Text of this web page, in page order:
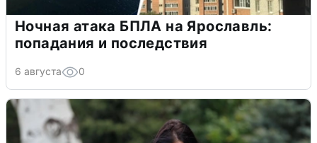
Ночная атака БПЛА на Ярославль:
попадания и последствия
6 августа 0